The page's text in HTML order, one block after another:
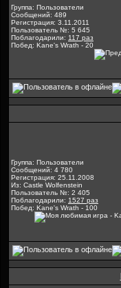
Группа: Пользователи
Сообщений: 489
Регистрация: 3.11.2011
Пользователь №: 5 645
Поблагодарили: 117 раз
Побед: Kane's Wrath - 20
Группа: Пользователи
Сообщений: 4 780
Регистрация: 25.11.2008
Из: Castle Wolfenstein
Пользователь №: 2 405
Поблагодарили: 1527 раз
Побед: Kane's Wrath - 100